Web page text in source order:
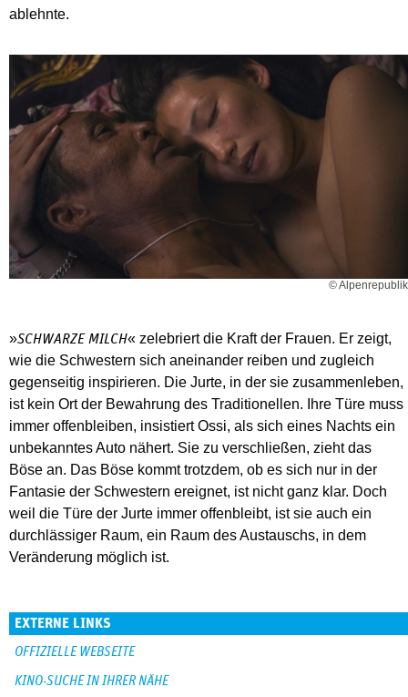
ablehnte.
© Alpenrepublik
»SCHWARZE MILCH« zelebriert die Kraft der Frauen. Er zeigt,
wie die Schwestern sich aneinander reiben und zugleich
gegenseitig inspirieren. Die Jurte, in der sie zusammenleben,
ist kein Ort der Bewahrung des Traditionellen. Ihre Türe muss
immer offenbleiben, insistiert Ossi, als sich eines Nachts ein
unbekanntes Auto nähert. Sie zu verschließen, zieht das
Böse an. Das Böse kommt trotzdem, ob es sich nur in der
Fantasie der Schwestern ereignet, ist nicht ganz klar. Doch
weil die Türe der Jurte immer offenbleibt, ist sie auch ein
durchlässiger Raum, ein Raum des Austauschs, in dem
Veränderung möglich ist.
EXTERNE LINKS
OFFIZIELLE WEBSEITE
KINO-SUCHE IN IHRER NÄHE